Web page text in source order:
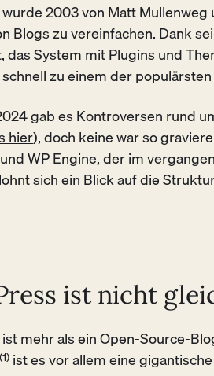
2003 von Matt
Blogs zu vereinfachen. Dank
das System mit Plugins und
zu einem der
gab es Kontroversen rund
hier), doch keine war so
WP Engine, der im
sich ein Blick auf die
ist nicht
mehr als ein Open-Source-
(1) ist es vor allem eine